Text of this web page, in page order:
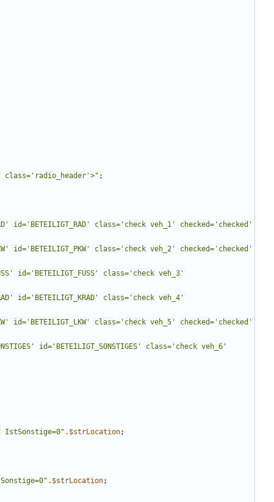
" ;
id='BETEILIGT_RAD' class='check veh_1' checked='checked'
id='BETEILIGT_PKW' class='check veh_2' checked='checked'
id='BETEILIGT_FUSS' class='check veh_3'
id='BETEILIGT_KRAD' class='check veh_4'
id='BETEILIGT_LKW' class='check veh_5' checked='checked'
id='BETEILIGT_SONSTIGES' class='check veh_6'
and IstSonstige=0
" . $strLocation;
" . $strLocation;